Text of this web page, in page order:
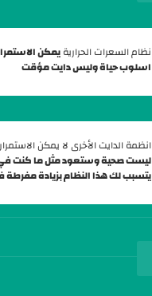
نظام السعرات الحراريةيمكن
اسلوب حياة وليس دايت مؤقت
انظمة الدايت الأخرى لا يمكن
ليست صحية وستعود مثل ما كنت
يتسبب لك هذا النظام بزيادة مفرطة